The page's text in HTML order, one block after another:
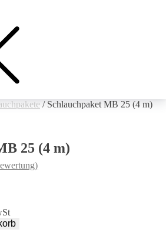
/ Schlauchpaket MB 25 (4 m)
25 (4 m)